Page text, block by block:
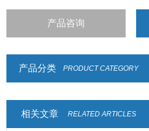
产品咨询
产品分类 PRODUCT CATEGORY
相关文章 RELATED ARTICLES